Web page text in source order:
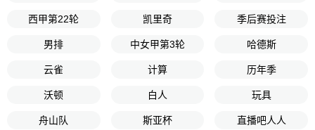
西甲第22轮 凯里奇 季后赛投注
男排 中女甲第3轮 哈德斯
云雀 计算 历年季
沃顿 白人 玩具
舟山队 斯亚杯 直播吧人人